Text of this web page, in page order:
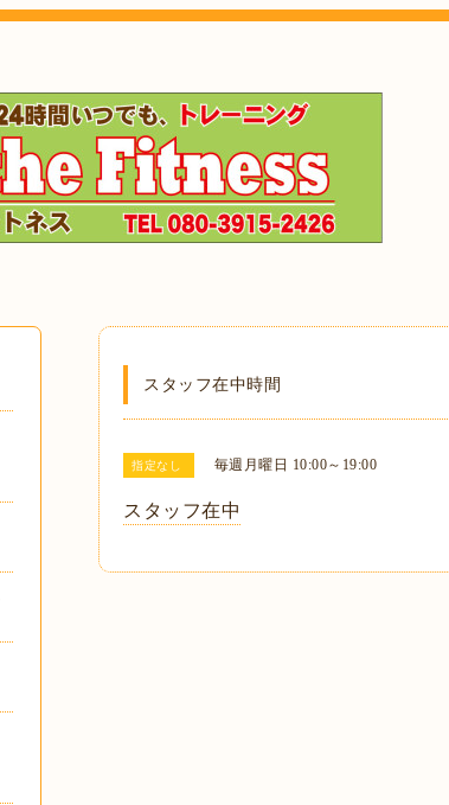
スタッフ在中時間
指定なし 毎週月曜日 10:00～19:00
スタッフ在中